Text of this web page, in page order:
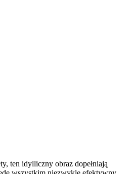
ten idylliczny obraz dopełniają